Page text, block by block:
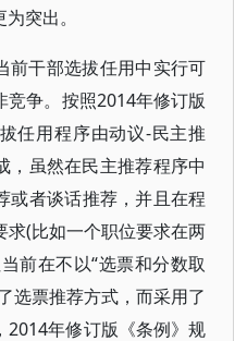
突出。
前干部选拔任用中实行可
争。按照2014年修订版
任用程序由动议-民主推
，虽然在民主推荐程序中
或者谈话推荐，并且在程
(比如一个职位要求在两
前在不以“选票和分数取
选票推荐方式，而采用了
2014年修订版《条例》规